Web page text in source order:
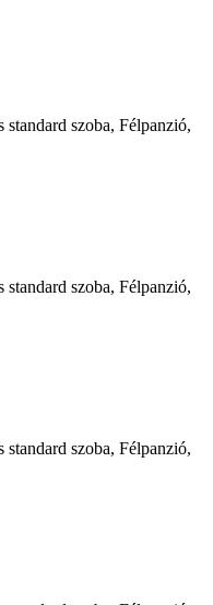
standard szoba, Félpanzió,
standard szoba, Félpanzió,
standard szoba, Félpanzió,